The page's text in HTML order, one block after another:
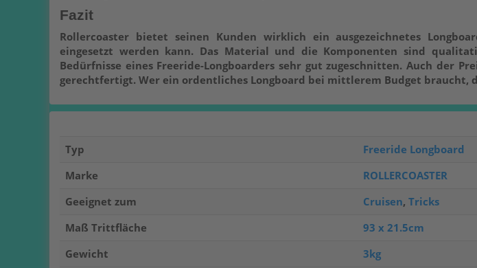
Fazit
Rollercoaster bietet seinen Kunden wirklich ein ausgezeichnetes
eingesetzt werden kann. Das Material und die Komponenten sind
Bedürfnisse eines Freeride-Longboarders sehr gut zugeschnitten. Auch der
gerechtfertigt. Wer ein ordentliches Longboard bei mittlerem Budget braucht,
Typ
Freeride Longboard
Marke
ROLLERCOASTER
Geeignet zum
Cruisen, Tricks
Maß Trittfläche
93 x 21.5cm
Gewicht
3kg